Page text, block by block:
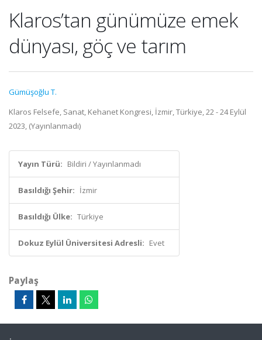
Klaros’tan günümüze emek
dünyası, göç ve tarım
Gümüşoğlu T.
Klaros Felsefe, Sanat, Kehanet Kongresi, İzmir, Türkiye, 22 - 24 Eylül
2023, (Yayınlanmadı)
Yayın Türü: Bildiri / Yayınlanmadı
Basıldığı Şehir: İzmir
Basıldığı Ülke: Türkiye
Dokuz Eylül Üniversitesi Adresli: Evet
Paylaş